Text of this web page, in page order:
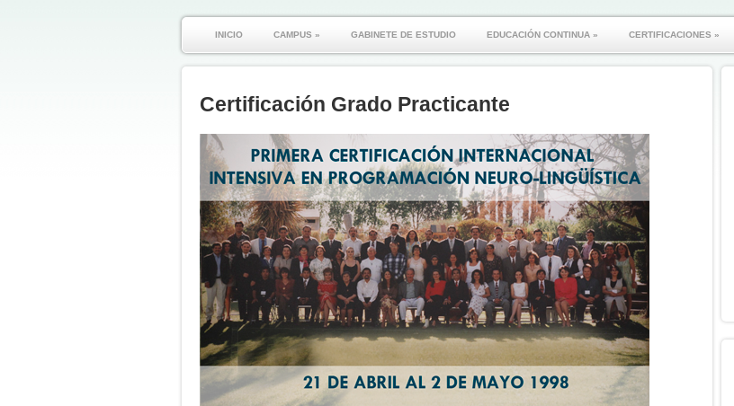
INICIO CAMPUS » GABINETE DE ESTUDIO EDUCACIÓN CONTINUA » CERTIFICACIONES »
Certificación Grado Practicante